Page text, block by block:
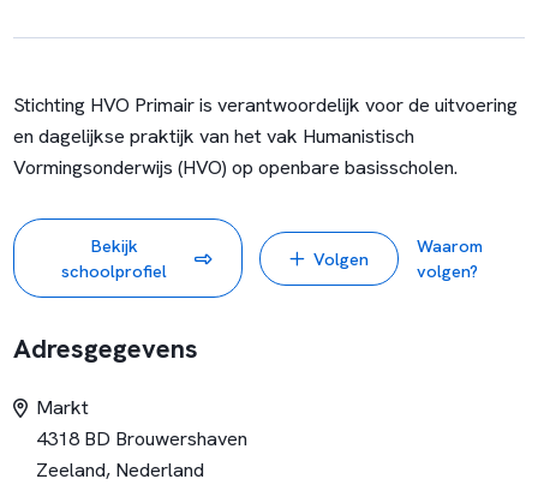
Stichting HVO Primair is verantwoordelijk voor de uitvoering
en dagelijkse praktijk van het vak Humanistisch
Vormingsonderwijs (HVO) op openbare basisscholen.
Bekijk
schoolprofiel
Volgen
Waarom
volgen?
Adresgegevens
Markt
4318 BD Brouwershaven
Zeeland, Nederland